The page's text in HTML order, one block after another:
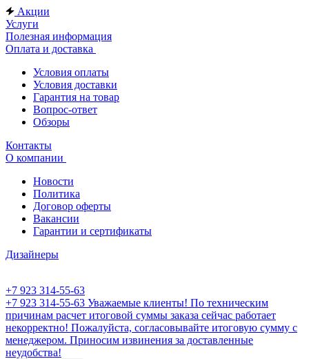
Акции
Услуги
Полезная информация
Оплата и доставка
Условия оплаты
Условия доставки
Гарантия на товар
Вопрос-ответ
Обзоры
Контакты
О компании
Новости
Политика
Договор оферты
Вакансии
Гарантии и сертификаты
Дизайнеры
+7 923 314-55-63
+7 923 314-55-63 Уважаемые клиенты! По техническим
причинам расчет итоговой суммы заказа сейчас работает
некорректно! Пожалуйста, согласовывайте итоговую сумму с
менеджером. Приносим извинения за доставленные
неудобства!